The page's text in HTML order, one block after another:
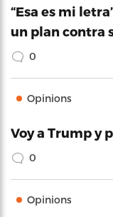
“Esa es mi
un plan contra
0
Opinions
Voy a Trump y
0
Opinions